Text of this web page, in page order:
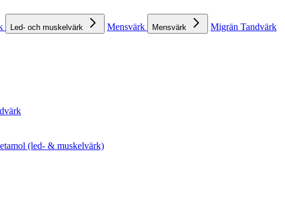
Led- och muskelvärk Mensvärk Mensvärk Migrän Tandvärk
(led- & muskelvärk)